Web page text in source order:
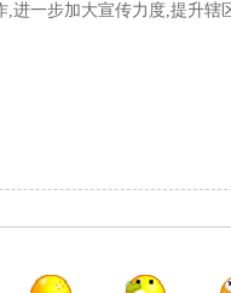
进一步加大宣传力度,提升辖